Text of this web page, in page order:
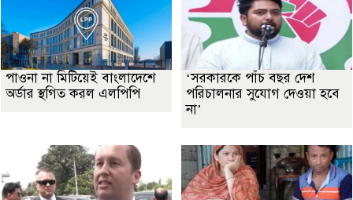
পাওনা না মিটিয়েই বাংলাদেশে
অর্ডার স্থগিত করল এলপিপি
‘সরকারকে পাঁচ বছর দেশ
পরিচালনার সুযোগ দেওয়া হবে
না’